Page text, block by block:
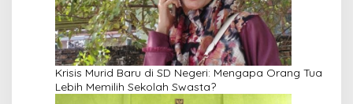
Krisis Murid Baru di SD Negeri: Mengapa Orang Tua
Lebih Memilih Sekolah Swasta?